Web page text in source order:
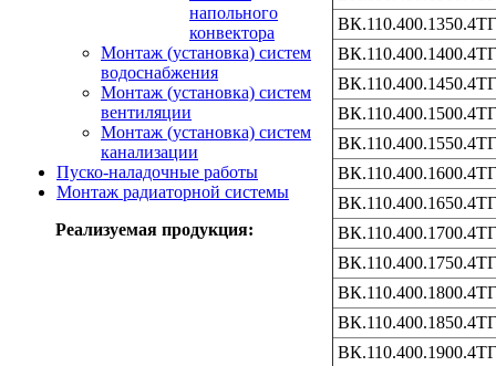
напольного
конвектора
Монтаж (установка) систем
водоснабжения
Монтаж (установка) систем
вентиляции
Монтаж (установка) систем
канализации
Пуско-наладочные работы
Монтаж радиаторной системы
Реализуемая продукция:
ВК.110.400.1350.4ТГ
ВК.110.400.1400.4ТГ
ВК.110.400.1450.4ТГ
ВК.110.400.1500.4ТГ
ВК.110.400.1550.4ТГ
ВК.110.400.1600.4ТГ
ВК.110.400.1650.4ТГ
ВК.110.400.1700.4ТГ
ВК.110.400.1750.4ТГ
ВК.110.400.1800.4ТГ
ВК.110.400.1850.4ТГ
ВК.110.400.1900.4ТГ